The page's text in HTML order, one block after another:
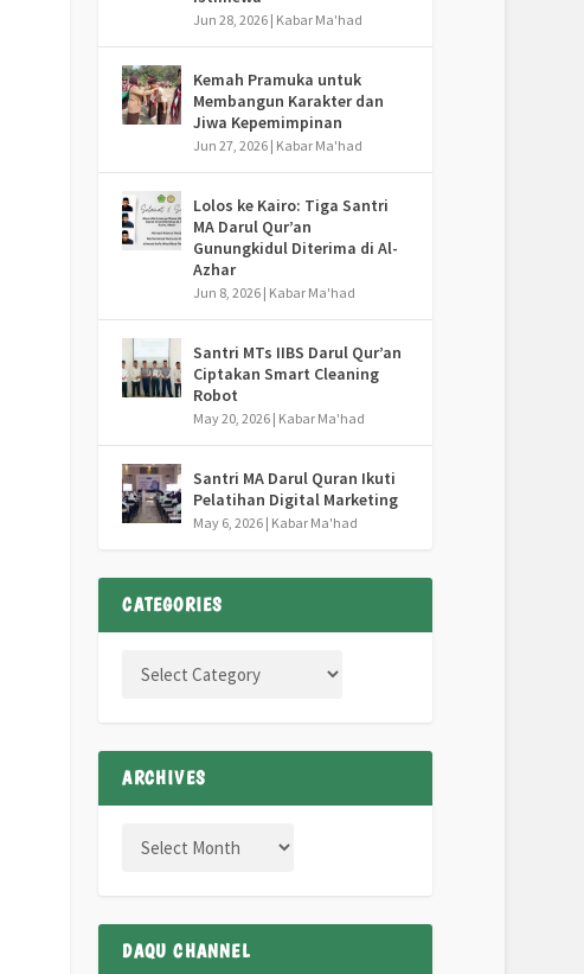
Jun 28, 2026 | Kabar Ma'had
Kemah Pramuka untuk
Membangun Karakter dan
Jiwa Kepemimpinan
Jun 27, 2026 | Kabar Ma'had
Lolos ke Kairo: Tiga Santri
MA Darul Qur’an
Gunungkidul Diterima di Al-
Azhar
Jun 8, 2026 | Kabar Ma'had
Santri MTs IIBS Darul Qur’an
Ciptakan Smart Cleaning
Robot
May 20, 2026 | Kabar Ma'had
Santri MA Darul Quran Ikuti
Pelatihan Digital Marketing
May 6, 2026 | Kabar Ma'had
CATEGORIES
ARCHIVES
DAQU CHANNEL